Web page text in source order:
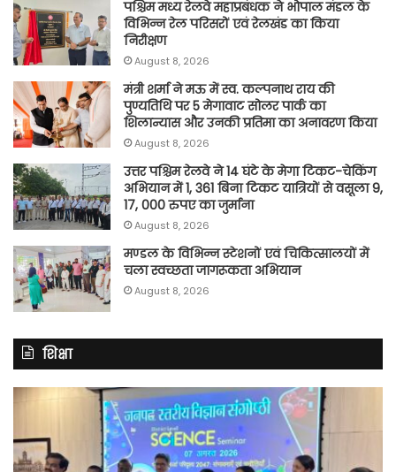
पश्चिम मध्य रेलवे महाप्रबंधक ने भोपाल मंडल के
विभिन्न रेल परिसरों एवं रेलखंड का किया
निरीक्षण
August 8, 2026
मंत्री शर्मा ने मऊ में स्व. कल्पनाथ राय की
पुण्यतिथि पर 5 मेगावाट सोलर पार्क का
शिलान्यास और उनकी प्रतिमा का अनावरण किया
August 8, 2026
उत्तर पश्चिम रेलवे ने 14 घंटे के मेगा टिकट-चेकिंग
अभियान में 1, 361 बिना टिकट यात्रियों से वसूला 9,
17, 000 रुपए का जुर्माना
August 8, 2026
मण्डल के विभिन्न स्टेशनों एवं चिकित्सालयों में
चला स्वच्छता जागरूकता अभियान
August 8, 2026
शिक्षा